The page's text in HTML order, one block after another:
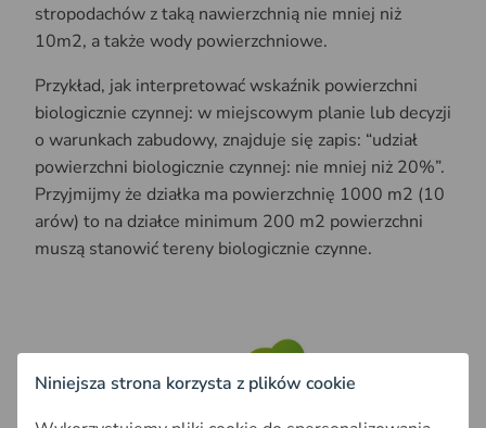
stropodachów z taką nawierzchnią nie mniej niż
10m2, a także wody powierzchniowe.
Przykład, jak interpretować wskaźnik powierzchni
biologicznie czynnej: w miejscowym planie lub decyzji
o warunkach zabudowy, znajduje się zapis: “udział
powierzchni biologicznie czynnej: nie mniej niż 20%”.
Przyjmijmy że działka ma powierzchnię 1000 m2 (10
arów) to na działce minimum 200 m2 powierzchni
muszą stanowić tereny biologicznie czynne.
Niniejsza strona korzysta z plików cookie